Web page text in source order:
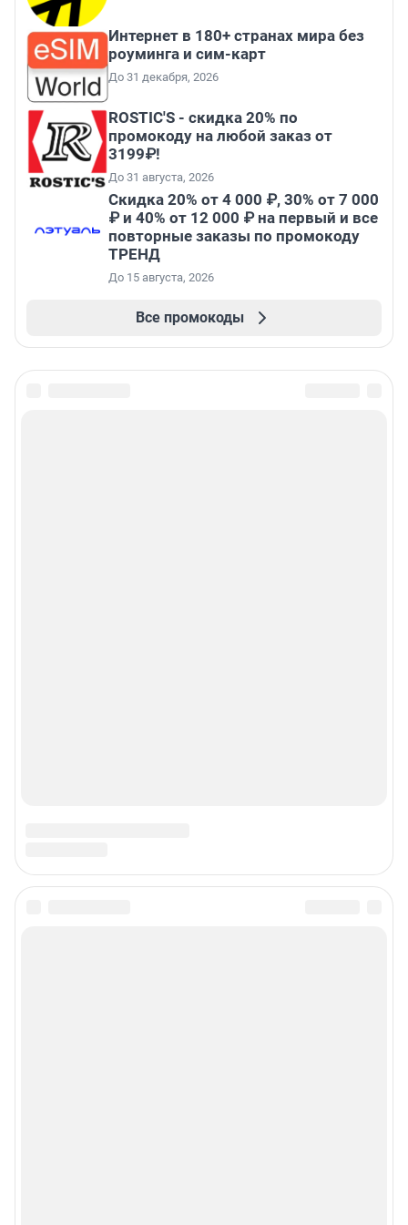
Интернет в 180+ странах мира без
роуминга и сим-карт
До 31 декабря, 2026
ROSTIC'S - скидка 20% по
промокоду на любой заказ от
3199₽!
До 31 августа, 2026
Скидка 20% от 4 000 ₽, 30% от 7 000
₽ и 40% от 12 000 ₽ на первый и все
повторные заказы по промокоду
ТРЕНД
До 15 августа, 2026
Все промокоды